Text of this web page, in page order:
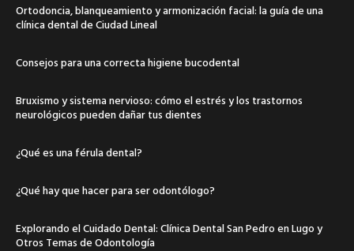
Ortodoncia, blanqueamiento y armonización facial: la guía de una
clínica dental de Ciudad Lineal
Consejos para una correcta higiene bucodental
Bruxismo y sistema nervioso: cómo el estrés y los trastornos
neurológicos pueden dañar tus dientes
¿Qué es una férula dental?
¿Qué hay que hacer para ser odontólogo?
Explorando el Cuidado Dental: Clínica Dental San Pedro en Lugo y
Otros Temas de Odontología